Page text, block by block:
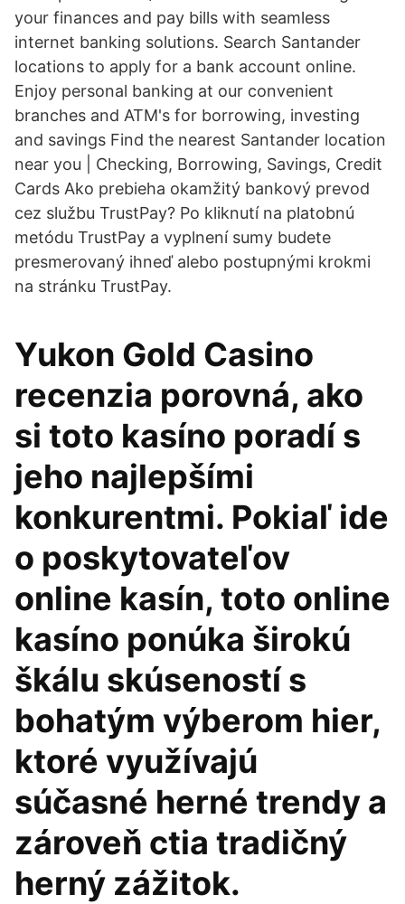
your finances and pay bills with seamless
internet banking solutions. Search Santander
locations to apply for a bank account online.
Enjoy personal banking at our convenient
branches and ATM's for borrowing, investing
and savings Find the nearest Santander location
near you | Checking, Borrowing, Savings, Credit
Cards Ako prebieha okamžitý bankový prevod
cez službu TrustPay? Po kliknutí na platobnú
metódu TrustPay a vyplnení sumy budete
presmerovaný ihneď alebo postupnými krokmi
na stránku TrustPay.
Yukon Gold Casino
recenzia porovná, ako
si toto kasíno poradí s
jeho najlepšími
konkurentmi. Pokiaľ ide
o poskytovateľov
online kasín, toto online
kasíno ponúka širokú
škálu skúseností s
bohatým výberom hier,
ktoré využívajú
súčasné herné trendy a
zároveň ctia tradičný
herný zážitok.